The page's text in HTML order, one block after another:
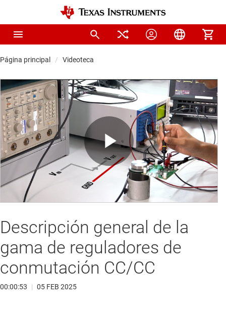
Página principal Videoteca
Play
Video
Descripción general de la
gama de reguladores de
conmutación CC/CC
00:00:53 | 05 FEB 2025